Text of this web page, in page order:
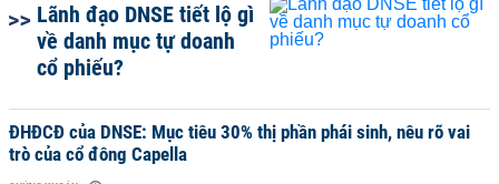
Lãnh đạo DNSE tiết lộ gì
về danh mục tự doanh
cổ phiếu?
ĐHĐCĐ của DNSE: Mục tiêu 30% thị phần phái sinh, nêu rõ vai
trò của cổ đông Capella